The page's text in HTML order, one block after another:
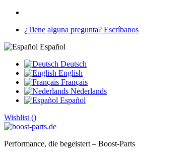
¿Tiene alguna pregunta? Escríbanos
Español
Deutsch
English
Français
Nederlands
Español
Wishlist ()
Performance, die begeistert – Boost-Parts